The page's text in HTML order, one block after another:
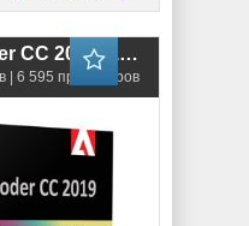
Adobe Media Encoder CC 2019 (13.1.0.173)
| 6 595 просмотров